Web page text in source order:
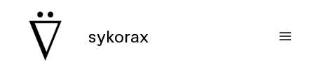
contenu sykorax